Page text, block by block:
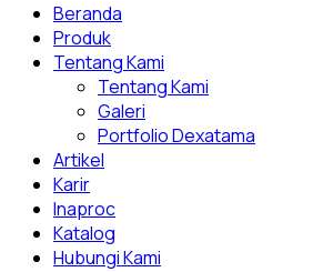
Beranda
Produk
Tentang Kami
Tentang Kami
Galeri
Portfolio Dexatama
Artikel
Karir
Inaproc
Katalog
Hubungi Kami